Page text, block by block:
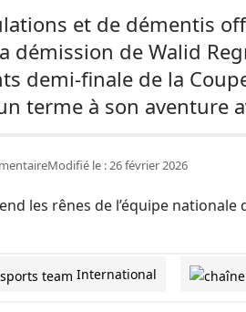
et de démentis
démission de Walid
demi-finale de la
terme à son aventure
Modifié le : 26 février 2026
International